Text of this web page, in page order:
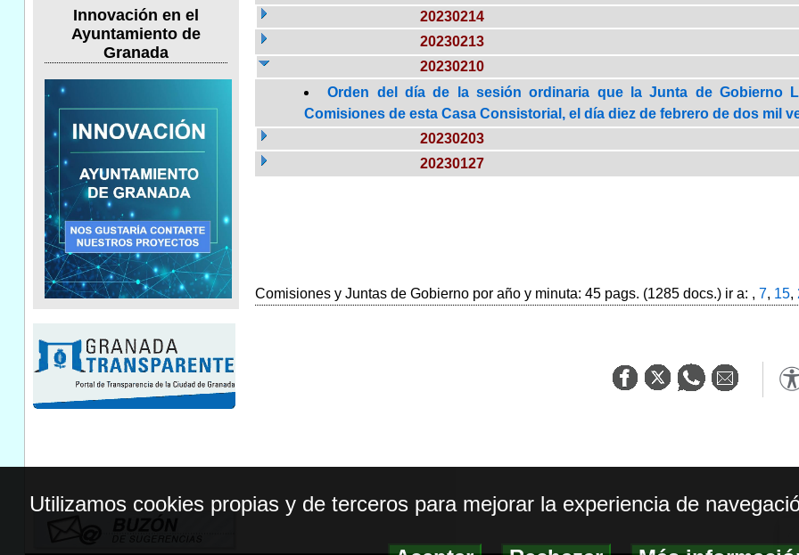
Innovación en el
Ayuntamiento de
Granada
20230214
20230213
20230210
Orden del día de la sesión ordinaria que la Junta de Gobierno
Comisiones de esta Casa Consistorial, el día diez de febrero de dos mil
20230203
20230127
Comisiones y Juntas de Gobierno por año y minuta: 45 pags. (1285 docs.) ir a: , 7, 15,
Utilizamos cookies propias y de terceros para mejorar la experiencia de